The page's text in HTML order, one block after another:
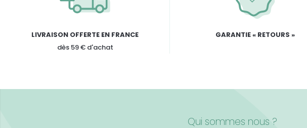
LIVRAISON OFFERTE EN FRANCE
dès 59 € d'achat
GARANTIE « RETOURS »
Qui sommes nous ?